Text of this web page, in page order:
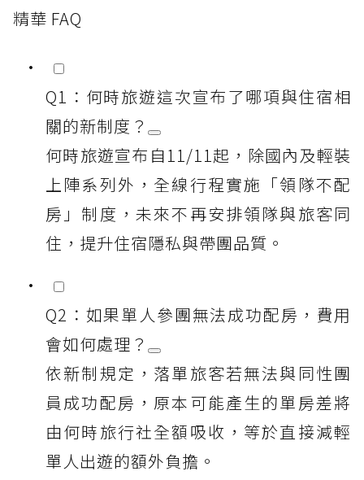
精華 FAQ
Q1：何時旅遊這次宣布了哪項與住宿相
關的新制度？
何時旅遊宣布自11/11起，除國內及輕裝
上陣系列外，全線行程實施「領隊不配
房」制度，未來不再安排領隊與旅客同
住，提升住宿隱私與帶團品質。
Q2：如果單人參團無法成功配房，費用
會如何處理？
依新制規定，落單旅客若無法與同性團
員成功配房，原本可能產生的單房差將
由何時旅行社全額吸收，等於直接減輕
單人出遊的額外負擔。